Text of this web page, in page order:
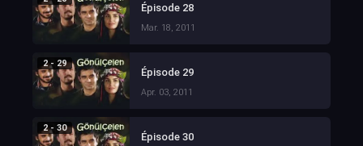
Épisode 28
Mar. 18, 2011
2 - 29
Épisode 29
Apr. 03, 2011
2 - 30
Épisode 30